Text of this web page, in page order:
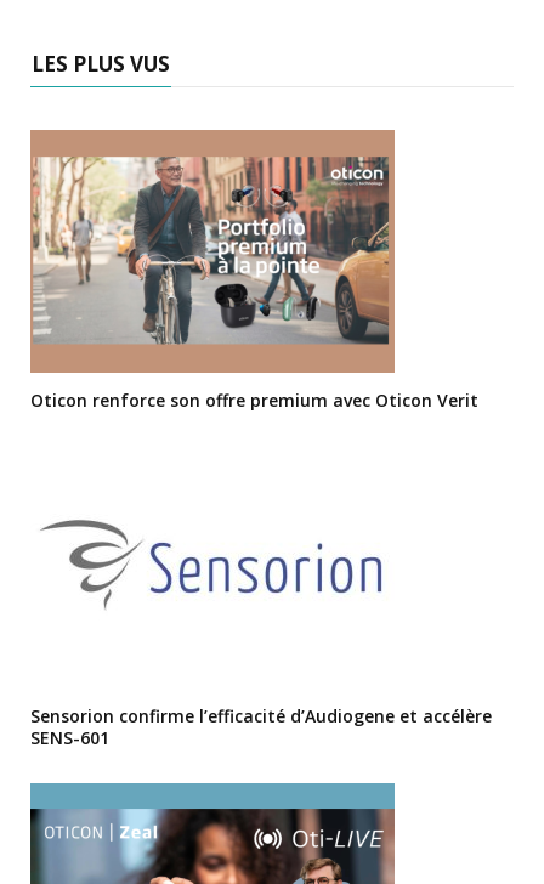
LES PLUS VUS
Oticon renforce son offre premium avec Oticon Verit
Sensorion confirme l’efficacité d’Audiogene et accélère
SENS-601